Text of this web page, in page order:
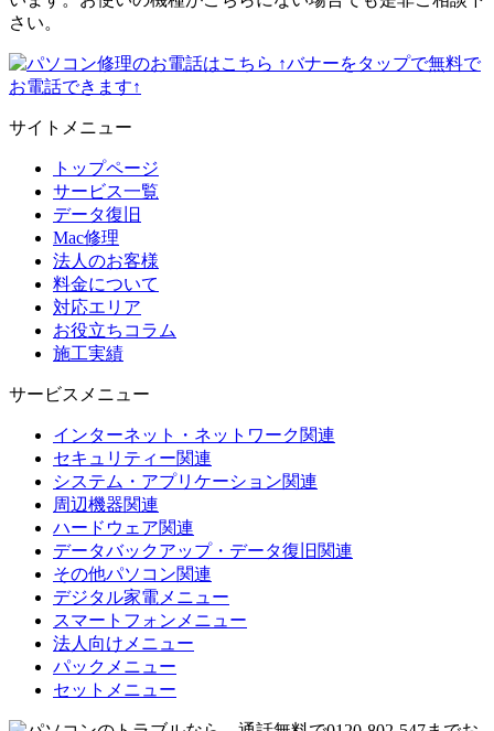
さい。
↑バナーをタップで無料で
お電話できます↑
サイトメニュー
トップページ
サービス一覧
データ復旧
Mac修理
法人のお客様
料金について
対応エリア
お役立ちコラム
施工実績
サービスメニュー
インターネット・ネットワーク関連
セキュリティー関連
システム・アプリケーション関連
周辺機器関連
ハードウェア関連
データバックアップ・データ復旧関連
その他パソコン関連
デジタル家電メニュー
スマートフォンメニュー
法人向けメニュー
パックメニュー
セットメニュー